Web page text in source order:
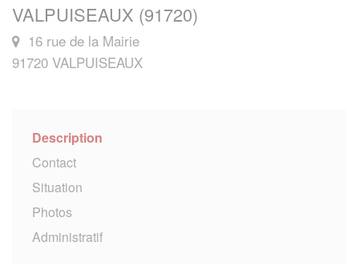
VALPUISEAUX (91720)
16 rue de la Mairie
91720 VALPUISEAUX
Description
Contact
Situation
Photos
Administratif